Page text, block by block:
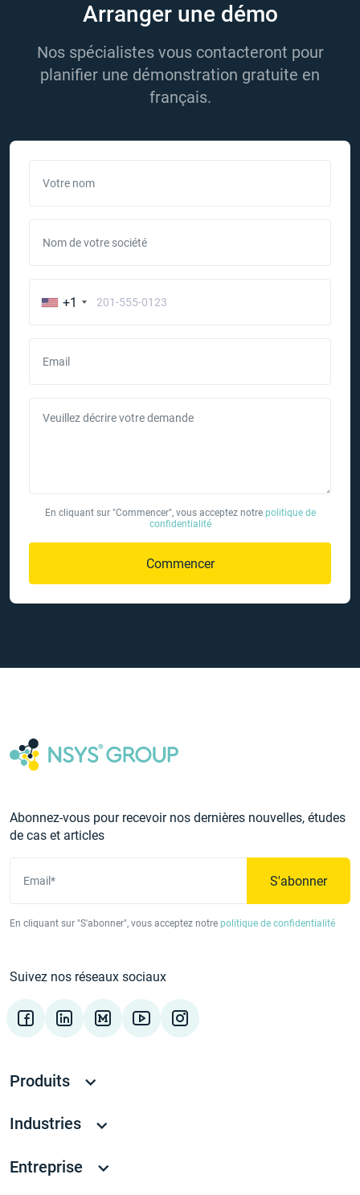
Arranger une démo
Nos spécialistes vous contacteront pour
planifier une démonstration gratuite en
français.
Votre nom
Nom de votre société
+1
Email
Veuillez décrire votre demande
En cliquant sur "Commencer", vous acceptez notre politique de
confidentialité
Commencer
Abonnez-vous pour recevoir nos dernières nouvelles, études
de cas et articles
Email* S'abonner
En cliquant sur "S'abonner", vous acceptez notre politique de confidentialité
Suivez nos réseaux sociaux
Produits
Industries
Entreprise